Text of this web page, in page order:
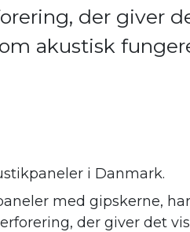
der giver
akustisk
i Danmark.
med gipskerne,
der giver det